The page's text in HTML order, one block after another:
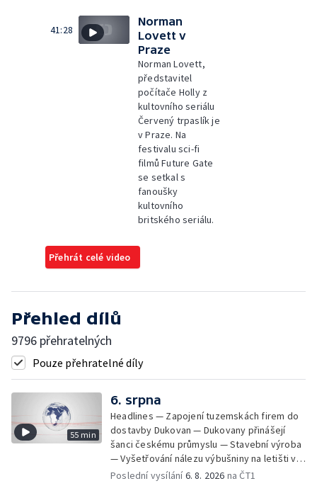
41:28
Norman
Lovett v
Praze
Norman Lovett,
představitel
počítače Holly z
kultovního seriálu
Červený trpaslík je
v Praze. Na
festivalu sci-fi
filmů Future Gate
se setkal s
fanoušky
kultovního
britského seriálu.
Přehrát celé video
Přehled dílů
9796 přehratelných
Pouze přehratelné díly
55 min
6. srpna
Headlines — Zapojení tuzemskách firem do
dostavby Dukovan — Dukovany přinášejí
šanci českému průmyslu — Stavební výroba
— Vyšetřování nálezu výbušniny na letišti v
Lipsku — Bourání torza vyhořelé budovy ve
Poslední vysílání6. 8. 2026 na ČT1